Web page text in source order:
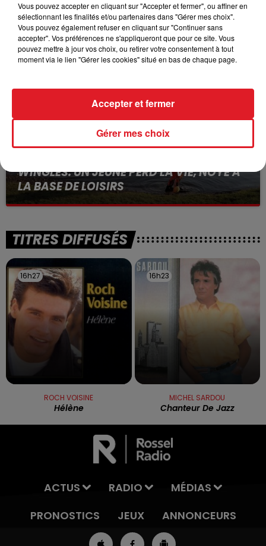
15 juillet 2026
BÉTHUNE: ENQUÊTE POUR HOMICIDE
VOLONTAIRE EN COURS, APRÈS LA...
Selon les premiers éléments, le logement servait
à des prostituées
WINGLES: UN JEUNE PERD LA VIE, NOYÉ À
LA BASE DE LOISIRS
La victime a coulé à pic
TITRES DIFFUSÉS
16h27
16h27
ROCH VOISINE
Hélène
16h23
16h23
MICHEL SARDOU
Chanteur De Jazz
ACTUS RADIO
MÉDIAS
PRONOSTICS
JEUX ANNONCEURS
Vous pouvez accepter en cliquant sur "Accepter et fermer", ou affiner en
sélectionnant les finalités et/ou partenaires dans "Gérer mes choix".
Vous pouvez également refuser en cliquant sur "Continuer sans
accepter". Vos préférences ne s'appliqueront que pour ce site. Vous
pouvez mettre à jour vos choix, ou retirer votre consentement à tout
moment via le lien "Gérer les cookies" situé en bas de chaque page.
Gérer mes choix
Accepter et fermer